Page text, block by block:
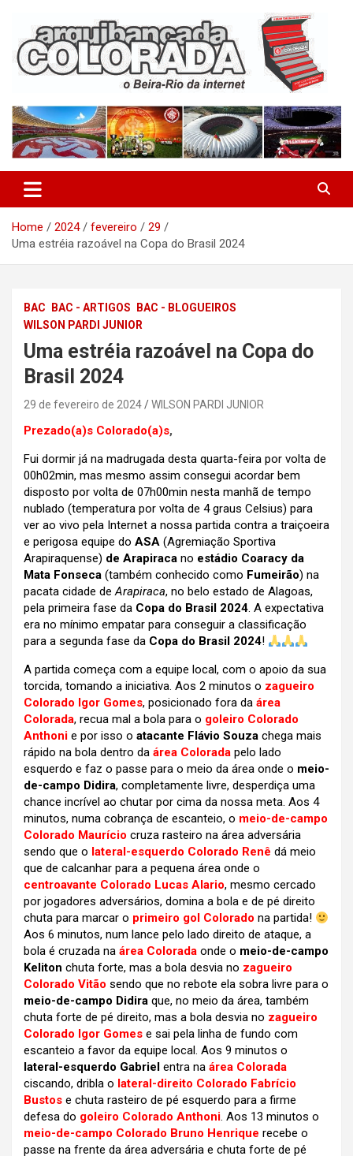
content
Arquibancada Colorada
Home 2024 fevereiro
29
Uma estréia razoável na Copa do Brasil 2024
BAC BAC - ARTIGOS
BAC - BLOGUEIROS
WILSON PARDI JUNIOR
Uma estréia razoável na Copa do
Brasil 2024
29 de fevereiro de 2024 WILSON PARDI JUNIOR
Prezado(a)s Colorado(a)s,
Fui dormir já na madrugada desta quarta-feira por volta de
00h02min, mas mesmo assim consegui acordar bem
disposto por volta de 07h00min nesta manhã de tempo
nublado (temperatura por volta de 4 graus Celsius) para
ver ao vivo pela Internet a nossa partida contra a traiçoeira
e perigosa equipe do ASA (Agremiação Sportiva
Arapiraquense) de Arapiraca no estádio Coaracy da
Mata Fonseca (também conhecido como Fumeirão) na
pacata cidade deArapiraca, no belo estado de Alagoas,
pela primeira fase da Copa do Brasil 2024. A expectativa
era no mínimo empatar para conseguir a classificação
para a segunda fase da Copa do Brasil 2024!
A partida começa com a equipe local, com o apoio da sua
torcida, tomando a iniciativa. Aos 2 minutos o zagueiro
Colorado Igor Gomes, posicionado fora da área
Colorada, recua mal a bola para o goleiro Colorado
Anthoni e por isso o atacante Flávio Souza chega mais
rápido na bola dentro da área Colorada pelo lado
esquerdo e faz o passe para o meio da área onde o meio-
de-campo Didira, completamente livre, desperdiça uma
chance incrível ao chutar por cima da nossa meta. Aos 4
minutos, numa cobrança de escanteio, o meio-de-campo
Colorado Maurício cruza rasteiro na área adversária
sendo que o lateral-esquerdo Colorado Renê dá meio
que de calcanhar para a pequena área onde o
centroavante Colorado Lucas Alario, mesmo cercado
por jogadores adversários, domina a bola e de pé direito
chuta para marcar o primeiro gol Colorado na partida!
Aos 6 minutos, num lance pelo lado direito de ataque, a
bola é cruzada na área Colorada onde o meio-de-campo
Keliton chuta forte, mas a bola desvia no zagueiro
Colorado Vitão sendo que no rebote ela sobra livre para o
meio-de-campo Didira que, no meio da área, também
chuta forte de pé direito, mas a bola desvia no zagueiro
Colorado Igor Gomes e sai pela linha de fundo com
escanteio a favor da equipe local. Aos 9 minutos o
lateral-esquerdo Gabriel entra na área Colorada
ciscando, dribla o lateral-direito Colorado Fabrício
Bustos e chuta rasteiro de pé esquerdo para a firme
defesa do goleiro Colorado Anthoni. Aos 13 minutos o
meio-de-campo Colorado Bruno Henrique recebe o
passe na frente da área adversária e chuta forte de pé